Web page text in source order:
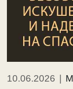
10.06.2026 |